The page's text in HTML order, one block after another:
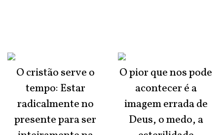
O cristão serve o
tempo: Estar
radicalmente no
presente para ser
O pior que nos pode
acontecer é a
imagem errada de
Deus, o medo, a